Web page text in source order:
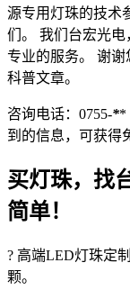
源专用灯珠的技术
们。 我们台宏光
专业的服务。 谢
科普文章。
咨询电话：0755-**
到的信息，可获得
买灯珠，找
简单！
? 高端LED灯珠定
颗。